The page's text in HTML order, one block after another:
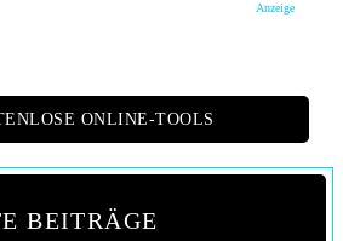
Anzeige
ONLINE-TOOLS
BEITRÄGE